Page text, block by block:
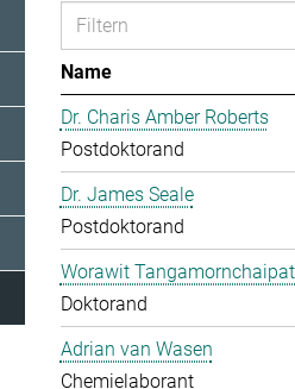
Name
Dr. Charis Amber Roberts
Postdoktorand
Dr. James Seale
Postdoktorand
Worawit
Doktorand
Adrian van Wasen
Chemielaborant